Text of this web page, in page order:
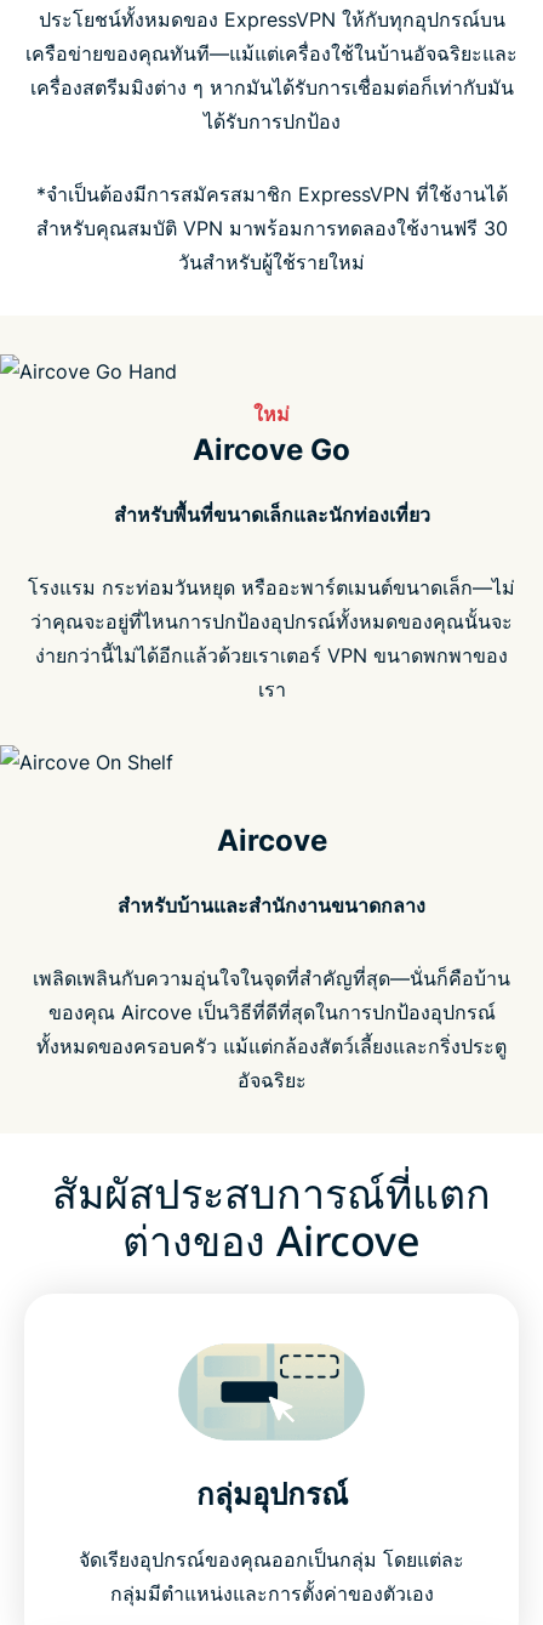
คุณควรจะเลือก Aircove รุ่นใด?
ผู้คนชื่นชอบ Aircove
คำถามที่พบบ่อย
ประโยชน์ทั้งหมดของ ExpressVPN ให้กับทุกอุปกรณ์บน
เครือข่ายของคุณทันที—แม้แต่เครื่องใช้ในบ้านอัจฉริยะและ
เครื่องสตรีมมิงต่าง ๆ หากมันได้รับการเชื่อมต่อก็เท่ากับมัน
ได้รับการปกป้อง
*จำเป็นต้องมีการสมัครสมาชิก ExpressVPN ที่ใช้งานได้
สำหรับคุณสมบัติ VPN มาพร้อมการทดลองใช้งานฟรี 30
วันสำหรับผู้ใช้รายใหม่
ใหม่
Aircove Go
สำหรับพื้นที่ขนาดเล็กและนักท่องเที่ยว
โรงแรม กระท่อมวันหยุด หรืออะพาร์ตเมนต์ขนาดเล็ก—ไม่
ว่าคุณจะอยู่ที่ไหนการปกป้องอุปกรณ์ทั้งหมดของคุณนั้นจะ
ง่ายกว่านี้ไม่ได้อีกแล้วด้วยเราเตอร์ VPN ขนาดพกพาของ
เรา
Aircove
สำหรับบ้านและสำนักงานขนาดกลาง
เพลิดเพลินกับความอุ่นใจในจุดที่สำคัญที่สุด—นั่นก็คือบ้าน
ของคุณ Aircove เป็นวิธีที่ดีที่สุดในการปกป้องอุปกรณ์
ทั้งหมดของครอบครัว แม้แต่กล้องสัตว์เลี้ยงและกริ่งประตู
อัจฉริยะ
สัมผัสประสบการณ์ที่แตก
ต่างของ Aircove
กลุ่มอุปกรณ์
จัดเรียงอุปกรณ์ของคุณออกเป็นกลุ่ม โดยแต่ละ
กลุ่มมีตำแหน่งและการตั้งค่าของตัวเอง